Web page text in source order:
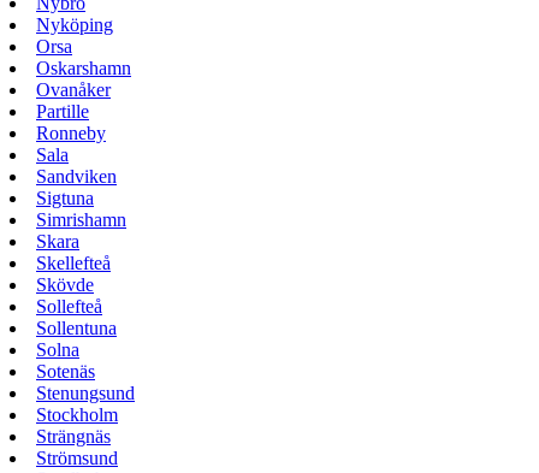
Nyköping
Orsa
Oskarshamn
Ovanåker
Partille
Ronneby
Sala
Sandviken
Sigtuna
Simrishamn
Skara
Skellefteå
Skövde
Sollefteå
Sollentuna
Solna
Sotenäs
Stenungsund
Stockholm
Strängnäs
Strömsund